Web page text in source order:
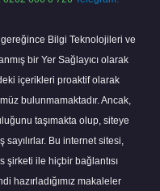
Bilgi Teknolojileri ve
bir Yer Sağlayıcı olarak
içerikleri proaktif olarak
bulunmamaktadır. Ancak,
taşımakta olup, siteye
Bu internet sitesi,
şirketi ile hiçbir bağlantısı
hazırladığımız makaleler